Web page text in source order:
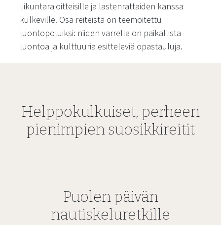
liikuntarajoitteisille ja lastenrattaiden kanssa
kulkeville. Osa reiteistä on teemoitettu
luontopoluiksi: niiden varrella on paikallista
luontoa ja kulttuuria esitteleviä opastauluja.
Helppokulkuiset, perheen
pienimpien suosikkireitit
Puolen päivän
nautiskeluretkille